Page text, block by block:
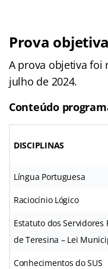
Prova objetiva
A prova objetiva foi
julho de 2024.
Conteúdo
DISCIPLINAS
Língua Portuguesa
Raciocínio Lógico
Estatuto dos
de Teresina – Lei
Conhecimentos do SUS